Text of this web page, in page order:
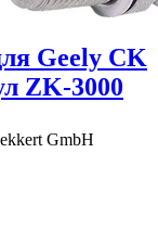
Geely CK
ZK-3000
GmbH